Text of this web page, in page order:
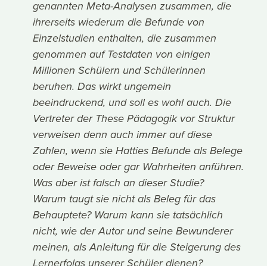
genannten Meta-Analysen zusammen, die
ihrerseits wiederum die Befunde von
Einzelstudien enthalten, die zusammen
genommen auf Testdaten von einigen
Millionen Schülern und Schülerinnen
beruhen. Das wirkt ungemein
beeindruckend, und soll es wohl auch. Die
Vertreter der These Pädagogik vor Struktur
verweisen denn auch immer auf diese
Zahlen, wenn sie Hatties Befunde als Belege
oder Beweise oder gar Wahrheiten anführen.
Was aber ist falsch an dieser Studie?
Warum taugt sie nicht als Beleg für das
Behauptete? Warum kann sie tatsächlich
nicht, wie der Autor und seine Bewunderer
meinen, als Anleitung für die Steigerung des